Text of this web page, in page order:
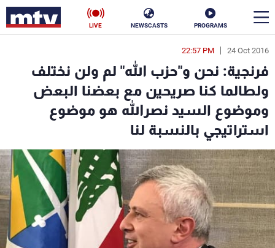
PROGRAMS
NEWSCASTS
LIVE
24 Oct 2016
22:57 PM
فرنجية: نحن و"حزب الله" لم ولن نختلف
ولطالما كنا صريحين مع بعضنا البعض
وموضوع السيد نصرالله هو موضوع
استراتيجي بالنسبة لنا
en
الأخبار
سياسة ناس
إقتصاد
منوعات رياضة
كأس العالم